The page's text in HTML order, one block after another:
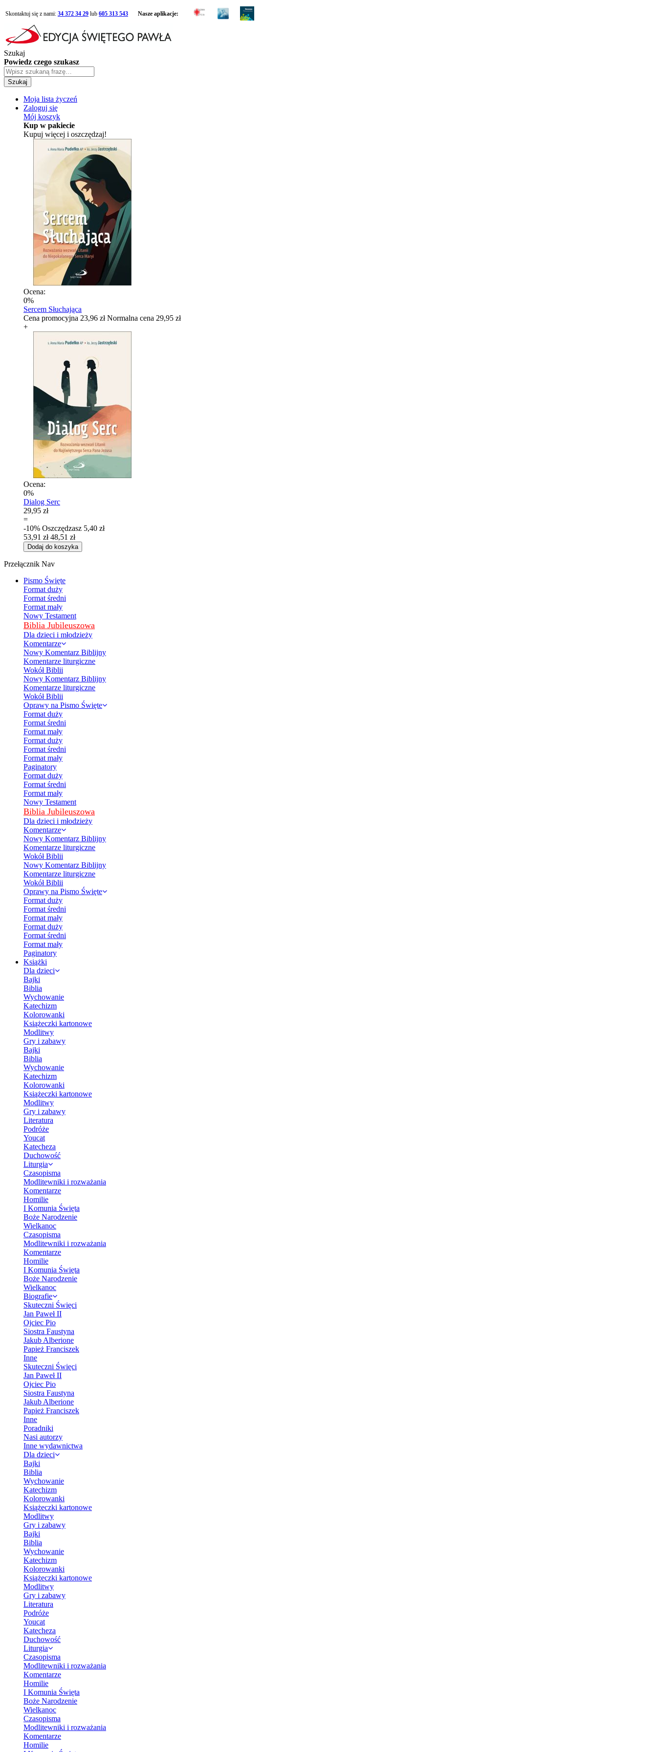
Skontaktuj się z nami: 34 372 34 29 lub 605 313 543 Nasze aplikacje:
Szukaj
Powiedz czego szukasz
Szukaj
Moja lista życzeń
Zaloguj się
Mój koszyk
Kup w pakiecie
Kupuj więcej i oszczędzaj!
Ocena:
0%
Sercem Słuchająca
Cena promocyjna 23,96 zł Normalna cena 29,95 zł
+
Ocena:
0%
Dialog Serc
29,95 zł
=
-10% Oszczędzasz 5,40 zł
53,91 zł 48,51 zł
Dodaj do koszyka
Przełącznik Nav
Pismo Święte
Format duży
Format średni
Format mały
Nowy Testament
Biblia Jubileuszowa
Dla dzieci i młodzieży
Komentarze
Nowy Komentarz Biblijny
Komentarze liturgiczne
Wokół Biblii
Nowy Komentarz Biblijny
Komentarze liturgiczne
Wokół Biblii
Oprawy na Pismo Święte
Format duży
Format średni
Format mały
Format duży
Format średni
Format mały
Paginatory
Format duży
Format średni
Format mały
Nowy Testament
Biblia Jubileuszowa
Dla dzieci i młodzieży
Komentarze
Nowy Komentarz Biblijny
Komentarze liturgiczne
Wokół Biblii
Nowy Komentarz Biblijny
Komentarze liturgiczne
Wokół Biblii
Oprawy na Pismo Święte
Format duży
Format średni
Format mały
Format duży
Format średni
Format mały
Paginatory
Książki
Dla dzieci
Bajki
Biblia
Wychowanie
Katechizm
Kolorowanki
Książeczki kartonowe
Modlitwy
Gry i zabawy
Bajki
Biblia
Wychowanie
Katechizm
Kolorowanki
Książeczki kartonowe
Modlitwy
Gry i zabawy
Literatura
Podróże
Youcat
Katecheza
Duchowość
Liturgia
Czasopisma
Modlitewniki i rozważania
Komentarze
Homilie
I Komunia Święta
Boże Narodzenie
Wielkanoc
Czasopisma
Modlitewniki i rozważania
Komentarze
Homilie
I Komunia Święta
Boże Narodzenie
Wielkanoc
Biografie
Skuteczni Święci
Jan Paweł II
Ojciec Pio
Siostra Faustyna
Jakub Alberione
Papież Franciszek
Inne
Skuteczni Święci
Jan Paweł II
Ojciec Pio
Siostra Faustyna
Jakub Alberione
Papież Franciszek
Inne
Poradniki
Nasi autorzy
Inne wydawnictwa
Dla dzieci
Bajki
Biblia
Wychowanie
Katechizm
Kolorowanki
Książeczki kartonowe
Modlitwy
Gry i zabawy
Bajki
Biblia
Wychowanie
Katechizm
Kolorowanki
Książeczki kartonowe
Modlitwy
Gry i zabawy
Literatura
Podróże
Youcat
Katecheza
Duchowość
Liturgia
Czasopisma
Modlitewniki i rozważania
Komentarze
Homilie
I Komunia Święta
Boże Narodzenie
Wielkanoc
Czasopisma
Modlitewniki i rozważania
Komentarze
Homilie